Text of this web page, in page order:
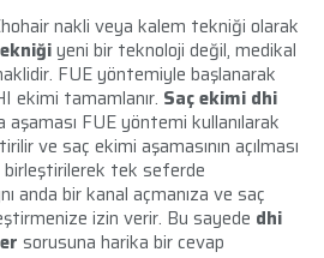
nakli veya kalem tekniği olarak
yeni bir teknoloji değil, medikal
FUE yöntemiyle başlanarak
ekimi tamamlanır. Saç ekimi dhi
FUE yöntemi kullanılarak
ve saç ekimi aşamasının açılması
birleştirilerek tek seferde
anda bir kanal açmanıza ve saç
izin verir. Bu sayede dhi
sorusuna harika bir cevap